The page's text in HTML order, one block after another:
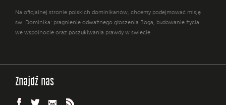
Na oficjalnej stronie polskich dominikanów, chcemy podejmować misję
św. Dominika: pragnienie odważnego głoszenia Boga, budowanie życia
we wspólnocie oraz poszukiwania prawdy w świecie.
Znajdź nas